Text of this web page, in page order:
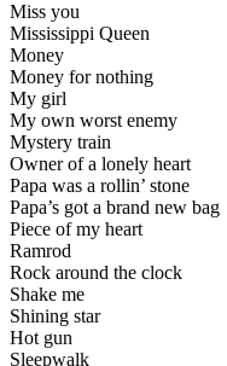
Miss you
Mississippi Queen
Money
Money for nothing
My girl
My own worst enemy
Mystery train
Owner of a lonely heart
Papa was a rollin’ stone
Papa’s got a brand new bag
Piece of my heart
Ramrod
Rock around the clock
Shake me
Shining star
Hot gun
Sleepwalk